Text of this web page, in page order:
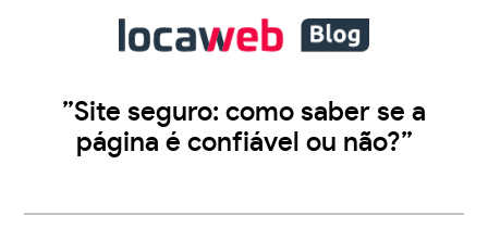
”Site seguro: como saber se a
página é confiável ou não?”